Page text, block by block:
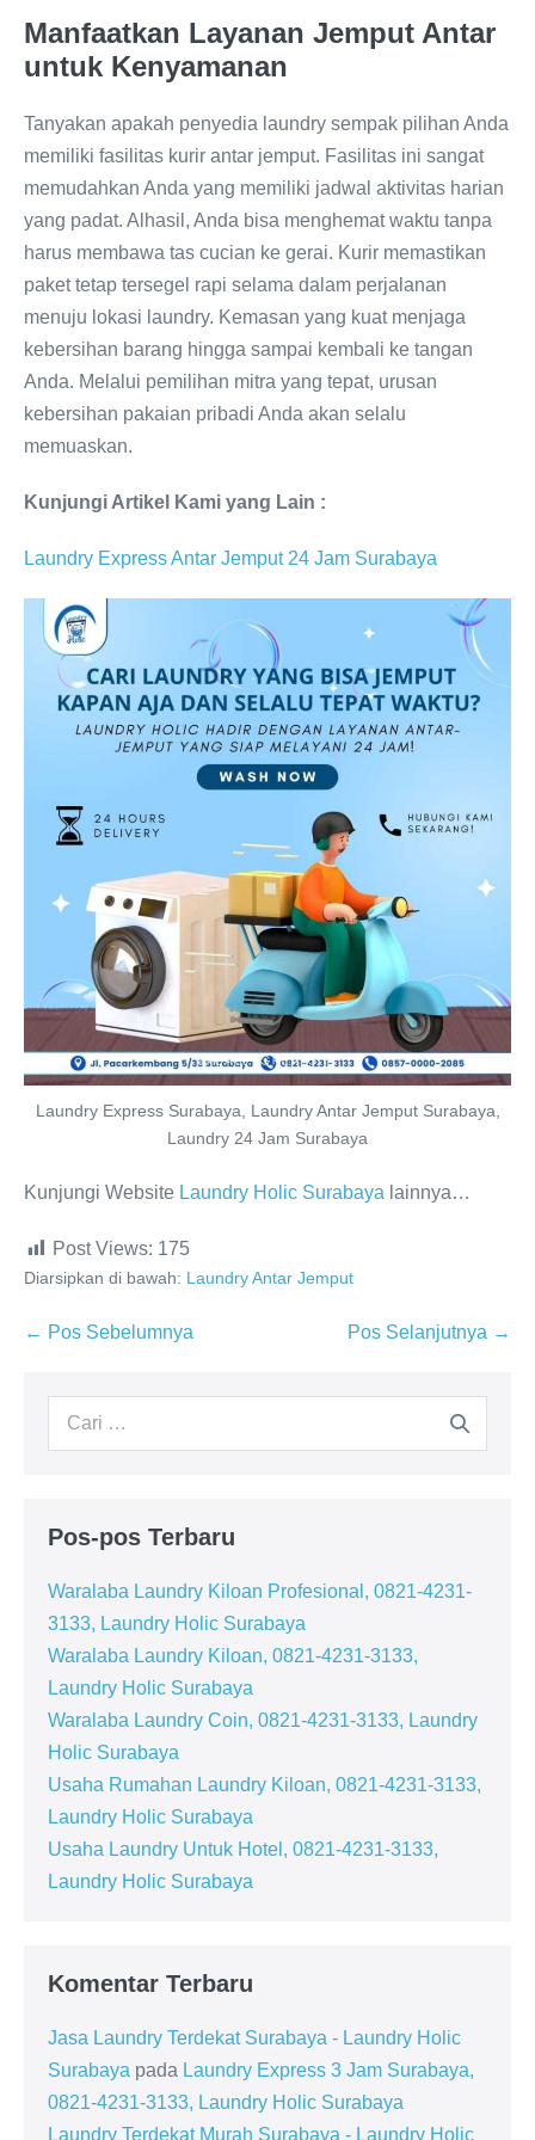
Manfaatkan Layanan Jemput Antar
untuk Kenyamanan
Tanyakan apakah penyedia laundry sempak pilihan Anda
memiliki fasilitas kurir antar jemput. Fasilitas ini sangat
memudahkan Anda yang memiliki jadwal aktivitas harian
yang padat. Alhasil, Anda bisa menghemat waktu tanpa
harus membawa tas cucian ke gerai. Kurir memastikan
paket tetap tersegel rapi selama dalam perjalanan
menuju lokasi laundry. Kemasan yang kuat menjaga
kebersihan barang hingga sampai kembali ke tangan
Anda. Melalui pemilihan mitra yang tepat, urusan
kebersihan pakaian pribadi Anda akan selalu
memuaskan.
Kunjungi Artikel Kami yang Lain :
Laundry Express Antar Jemput 24 Jam Surabaya
Laundry Express Surabaya, Laundry Antar Jemput Surabaya,
Laundry 24 Jam Surabaya
Kunjungi Website Laundry Holic Surabaya lainnya…
Post Views: 175
Diarsipkan di bawah: Laundry Antar Jemput
Navigasi
← Pos Sebelumnya Pos Selanjutnya →
Pencarian
Pos-pos Terbaru
Waralaba Laundry Kiloan Profesional, 0821-4231-
3133, Laundry Holic Surabaya
Waralaba Laundry Kiloan, 0821-4231-3133,
Laundry Holic Surabaya
Waralaba Laundry Coin, 0821-4231-3133, Laundry
Holic Surabaya
Usaha Rumahan Laundry Kiloan, 0821-4231-3133,
Laundry Holic Surabaya
Usaha Laundry Untuk Hotel, 0821-4231-3133,
Laundry Holic Surabaya
Komentar Terbaru
Jasa Laundry Terdekat Surabaya - Laundry Holic
Surabaya pada Laundry Express 3 Jam Surabaya,
0821-4231-3133, Laundry Holic Surabaya
Laundry Terdekat Murah Surabaya - Laundry Holic